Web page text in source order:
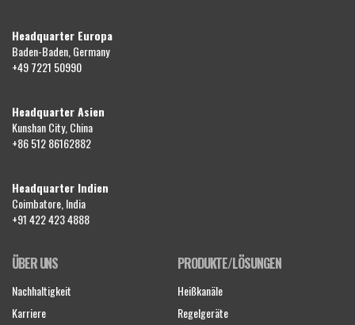
Headquarter Europa
Baden-Baden, Germany
+49 7221 50990
Headquarter Asien
Kunshan City, China
+86 512 86162882
Headquarter Indien
Coimbatore, India
+91 422 423 4888
ÜBER UNS
Nachhaltigkeit
Karriere
PRODUKTE/LÖSUNGEN
Heißkanäle
Regelgeräte